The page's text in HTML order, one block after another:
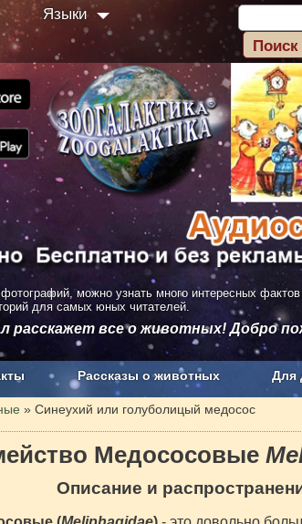
Языки
фотографий, можно узнать много интересных
для самых юных читателей.
расскажет все о животных! Добро
Рассказы о животных Для
О проекте
» Синеухий или голуболицый медосос
Медососовые
Описание и